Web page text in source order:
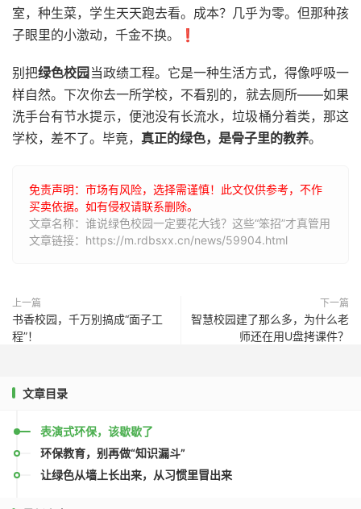
室，种生菜，学生天天跑去看。成本？几乎为零。但那种孩
子眼里的小激动，千金不换。❗
别把绿色校园当政绩工程。它是一种生活方式，得像呼吸一
样自然。下次你去一所学校，不看别的，就去厕所——如果
洗手台有节水提示，便池没有长流水，垃圾桶分着类，那这
学校，差不了。毕竟， 真正的绿色，是骨子里的教养。
免责声明：市场有风险，选择需谨慎！此文仅供参考，不作
买卖依据。如有侵权请联系删除。
文章名称：谁说绿色校园一定要花大钱？这些“笨招”才真管用
文章链接：https://m.rdbsxx.cn/news/59904.html
上一篇
书香校园，千万别搞成“面子工
程”！
下一篇
智慧校园建了那么多，为什么老
师还在用U盘拷课件？
文章目录
表演式环保，该歇歇了
环保教育，别再做“知识漏斗”
让绿色从墙上长出来，从习惯里冒出来